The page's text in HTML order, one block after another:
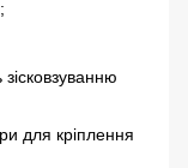
для кріплення